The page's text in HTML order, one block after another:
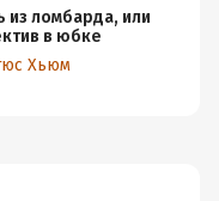
из ломбарда, или
в юбке
Хьюм